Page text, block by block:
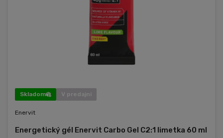
Skladom V predajni
Enervit
Energetický gél Enervit Carbo Gel C2:1 limetka 60 ml